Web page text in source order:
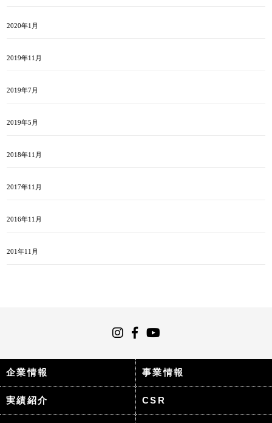
2020年1月
2019年11月
2019年7月
2019年5月
2018年11月
2017年11月
2016年11月
201年11月
企業情報 事業情報
実績紹介 CSR